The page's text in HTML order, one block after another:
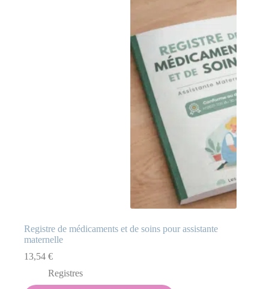
Registre de médicaments et de soins pour assistante
maternelle
13,54 €
Registres